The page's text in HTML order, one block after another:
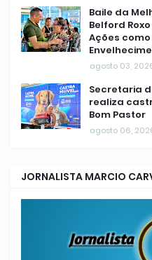
Baile da
Belford
Ações
agosto 03,
Secretaria
realiza
Bom Pastor
agosto 06,
JORNALISTA MARCIO